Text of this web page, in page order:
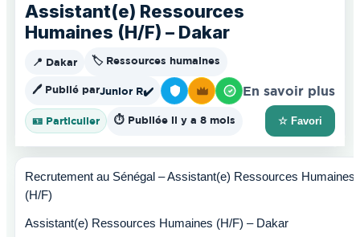
Assistant(e) Ressources
Humaines (H/F) – Dakar
📍 Dakar 🏷️ Ressources humaines
🖊️ Publié parJunior R✔️ En savoir plus
🪪 Particulier ⏱️ Publiée il y a 8 mois ☆ Favori
Recrutement au Sénégal – Assistant(e) Ressources Humaines
(H/F)
Assistant(e) Ressources Humaines (H/F) – Dakar